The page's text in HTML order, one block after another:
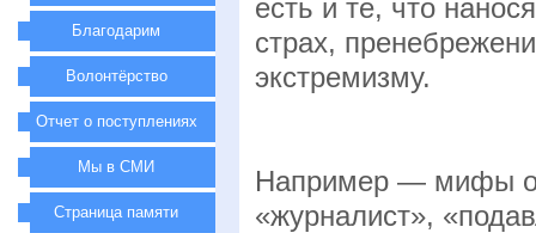
есть и те, что
страх,
экстремизму.
Например — мифы о
«журналист»,
Благодарим
Волонтёрство
Отчет о поступлениях
Мы в СМИ
Страница памяти